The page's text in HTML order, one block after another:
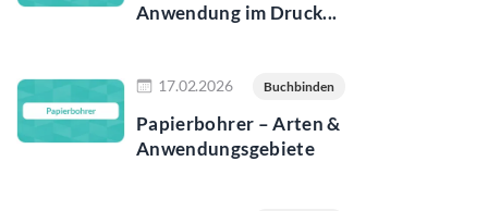
Anwendung im Druck...
17.02.2026 Buchbinden
Papierbohrer – Arten &
Anwendungsgebiete